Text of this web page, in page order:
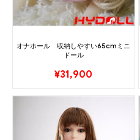
オナホール 収納しやすい65cmミニ
ドール
¥31,900